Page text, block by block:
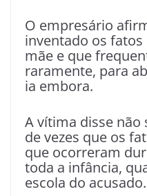
O empresário
inventado os
mãe e que
raramente, para
ia embora.
A vítima disse não
de vezes que os
que ocorreram
toda a infância,
escola do acusado.